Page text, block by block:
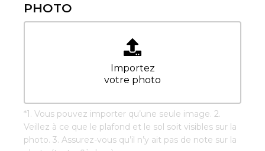
PHOTO
Importez
votre photo
*1. Vous pouvez importer qu’une seule image. 2.
Veillez à ce que le plafond et le sol soit visibles sur la
photo. 3. Assurez-vous qu’il n’y ait pas de note sur la